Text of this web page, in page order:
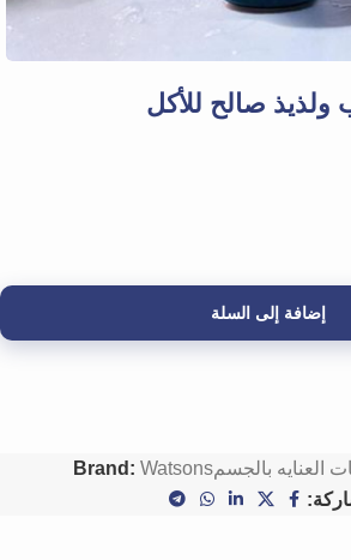
صالح للأكل
إضافة إلى السلة
العنايه بالجسم Brand: Watsons